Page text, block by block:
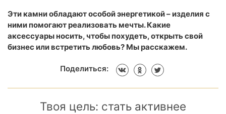
Эти камни обладают особой энергетикой – изделия с
ними помогают реализовать мечты. Какие
аксессуары носить, чтобы похудеть, открыть свой
бизнес или встретить любовь? Мы расскажем.
Поделиться:
Твоя цель: стать активнее